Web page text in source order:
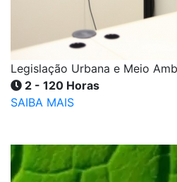
Legislação Urbana e Meio
2 - 120 Horas
SAIBA MAIS